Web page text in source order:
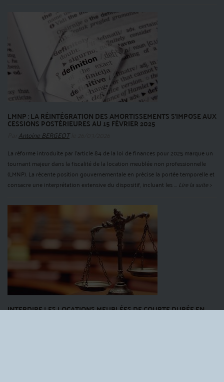
LMNP : LA RÉINTÉGRATION DES AMORTISSEMENTS S’IMPOSE AUX
CESSIONS POSTÉRIEURES AU 15 FÉVRIER 2025
Antoine BERGEOTle 26/03/2026
La réforme introduite par l’article 84 de la loi de finances pour 2025 marque un
tournant majeur dans la fiscalité de la location meublée non professionnelle
(LMNP). La récente position gouvernementale en précise la portée temporelle et
consacre une interprétation extensive du dispositif, incluant les ... Lire la suite >
INTERDIRE LES LOCATIONS MEUBLÉES DE COURTE DURÉE EN